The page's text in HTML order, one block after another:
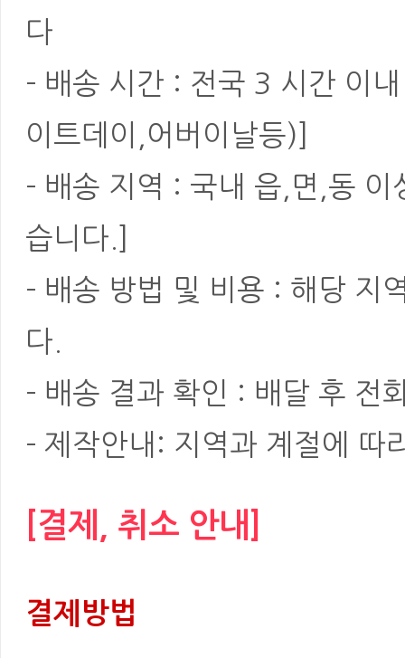
다
- 배송 시간 : 전국 3 시간 이
이트데이,어버이날등)]
- 배송 지역 : 국내 읍,면,동
습니다.]
- 배송 방법 및 비용 : 해당 지
다.
- 배송 결과 확인 : 배달 후 전
- 제작안내: 지역과 계절에 따
[결제, 취소 안내]
결제방법